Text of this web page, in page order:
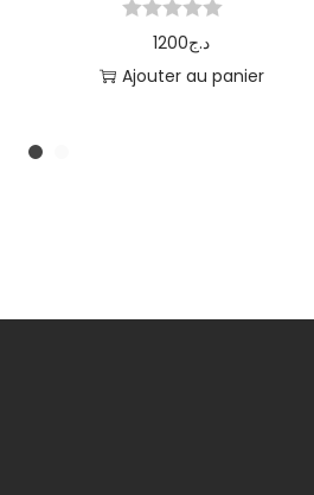
1200د.ج
Ajouter au panier